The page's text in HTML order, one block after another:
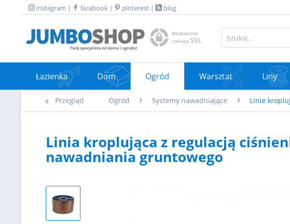
instagram | facebook | pinterest | blog
Łazienka Dom Ogród Warsztat Liny
Przegląd Ogród Systemy nawadniające Linie
Linia kroplująca z regulacją
nawadniania gruntowego